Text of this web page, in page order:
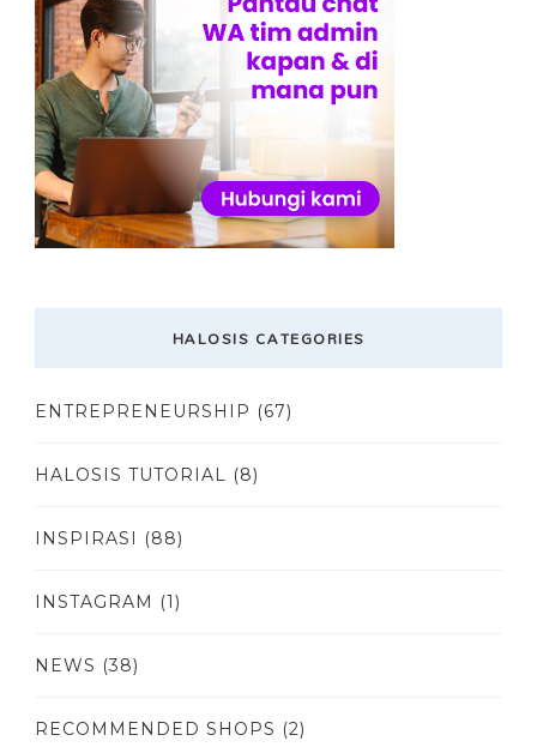
HALOSIS CATEGORIES
ENTREPRENEURSHIP (67)
HALOSIS TUTORIAL (8)
INSPIRASI (88)
INSTAGRAM (1)
NEWS (38)
RECOMMENDED SHOPS (2)